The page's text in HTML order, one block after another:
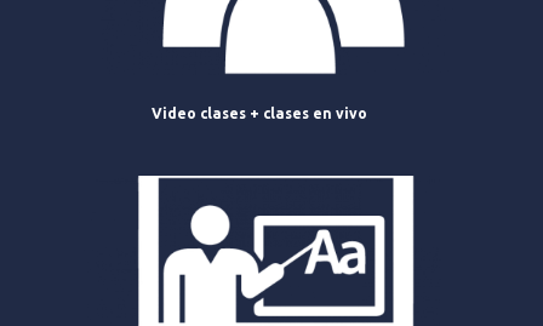
Video clases + clases en vivo